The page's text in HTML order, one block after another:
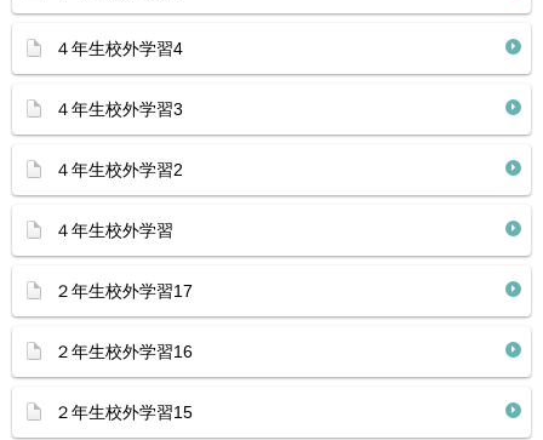
４年生校外学習4
４年生校外学習3
４年生校外学習2
４年生校外学習
２年生校外学習17
２年生校外学習16
２年生校外学習15